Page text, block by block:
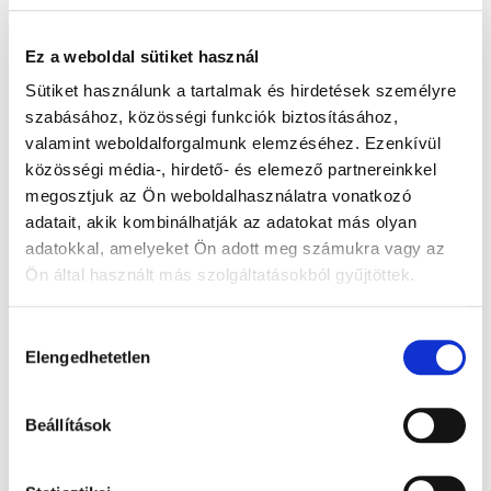
Ez a weboldal sütiket használ
Sütiket használunk a tartalmak és hirdetések személyre
szabásához, közösségi funkciók biztosításához,
valamint weboldalforgalmunk elemzéséhez. Ezenkívül
közösségi média-, hirdető- és elemező partnereinkkel
megosztjuk az Ön weboldalhasználatra vonatkozó
adatait, akik kombinálhatják az adatokat más olyan
adatokkal, amelyeket Ön adott meg számukra vagy az
Ön által használt más szolgáltatásokból gyűjtöttek.
kiválasztása
Elengedhetetlen
Beállítások
3. számú: Igazolás az ell. szert tart. gy.sz.
birtoklására utazók számára - 1x
110 Ft + Áfa